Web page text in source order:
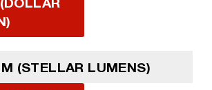
(STELLAR LUMENS)